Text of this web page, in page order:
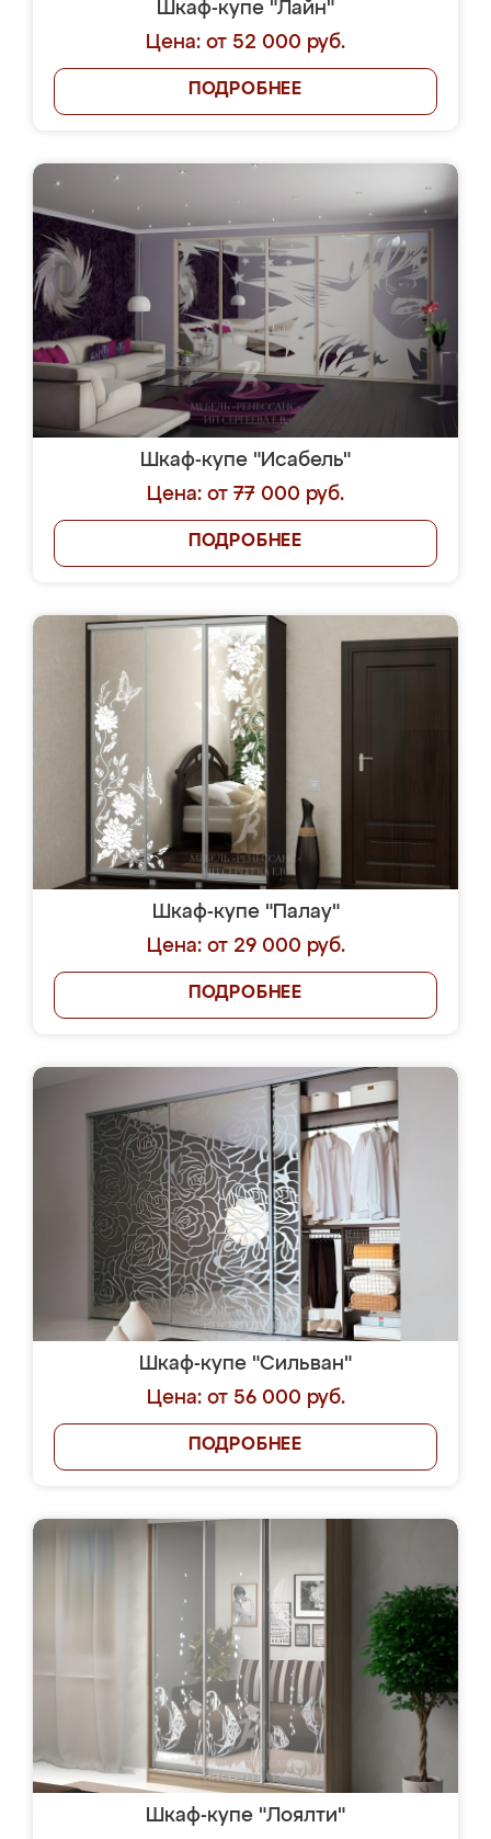
Шкаф-купе "Лайн"
Цена: от 52 000 руб.
ПОДРОБНЕЕ
Шкаф-купе "Исабель"
Цена: от 77 000 руб.
ПОДРОБНЕЕ
Шкаф-купе "Палау"
Цена: от 29 000 руб.
ПОДРОБНЕЕ
Шкаф-купе "Сильван"
Цена: от 56 000 руб.
ПОДРОБНЕЕ
Шкаф-купе "Лоялти"